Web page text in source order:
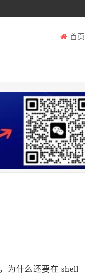
首页
为什么还要在 shell